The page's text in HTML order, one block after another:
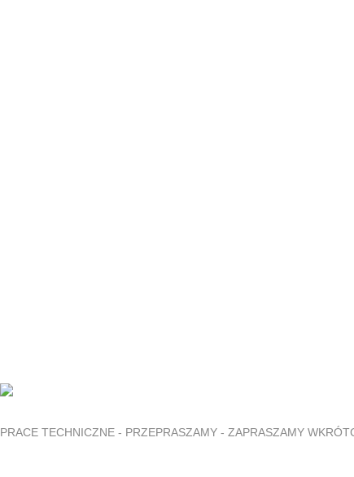
PRACE TECHNICZNE - PRZEPRASZAMY - ZAPRASZAMY